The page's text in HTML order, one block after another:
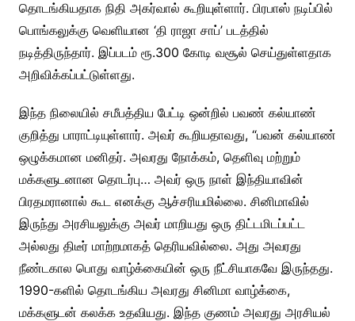
தொடங்கியதாக நிதி அகர்வால் கூறியுள்ளார். பிரபாஸ் நடிப்பில்
பொங்கலுக்கு வெளியான ‘தி ராஜா சாப்’ படத்தில்
நடித்திருந்தார். இப்படம் ரூ.300 கோடி வசூல் செய்துள்ளதாக
அறிவிக்கப்பட்டுள்ளது.
இந்த நிலையில் சமீபத்திய பேட்டி ஒன்றில் பவண் கல்யாண்
குறித்து பாராட்டியுள்ளார். அவர் கூறியதாவது, “பவன் கல்யாண்
ஒழுக்கமான மனிதர். அவரது நோக்கம், தெளிவு மற்றும்
மக்களுடனான தொடர்பு… அவர் ஒரு நாள் இந்தியாவின்
பிரதமரானால் கூட எனக்கு ஆச்சரியமில்லை. சினிமாவில்
இருந்து அரசியலுக்கு அவர் மாறியது ஒரு திட்டமிடப்பட்ட
அல்லது திடீர் மாற்றமாகத் தெரியவில்லை. அது அவரது
நீண்டகால பொது வாழ்க்கையின் ஒரு நீட்சியாகவே இருந்தது.
1990-களில் தொடங்கிய அவரது சினிமா வாழ்க்கை,
மக்களுடன் கலக்க உதவியது. இந்த குணம் அவரது அரசியல்